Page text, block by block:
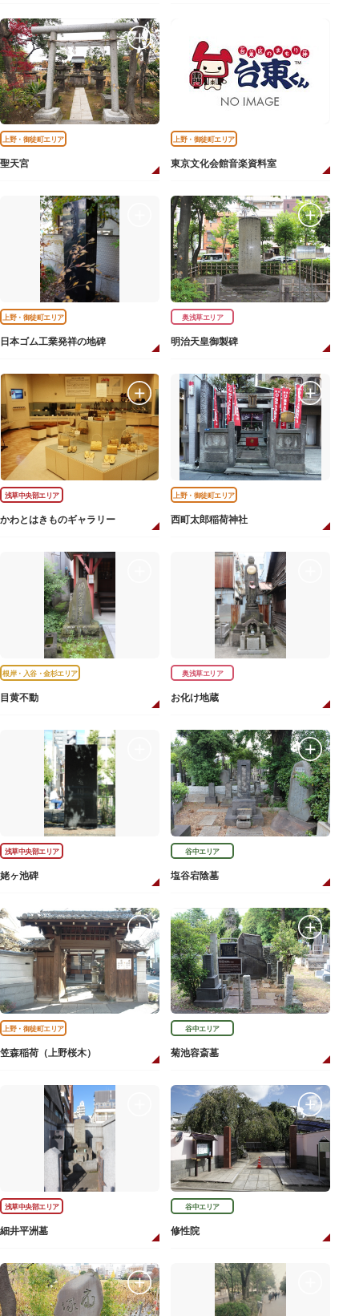
上野・御徒町エリア
聖天宮
上野・御徒町エリア
東京文化会館音楽資料室
上野・御徒町エリア
日本ゴム工業発祥の地碑
奥浅草エリア
明治天皇御製碑
浅草中央部エリア
かわとはきものギャラリー
上野・御徒町エリア
西町太郎稲荷神社
根岸・入谷・金杉エリア
目黄不動
奥浅草エリア
お化け地蔵
浅草中央部エリア
姥ヶ池碑
谷中エリア
塩谷宕陰墓
上野・御徒町エリア
笠森稲荷（上野桜木）
谷中エリア
菊池容斎墓
浅草中央部エリア
細井平洲墓
谷中エリア
修性院